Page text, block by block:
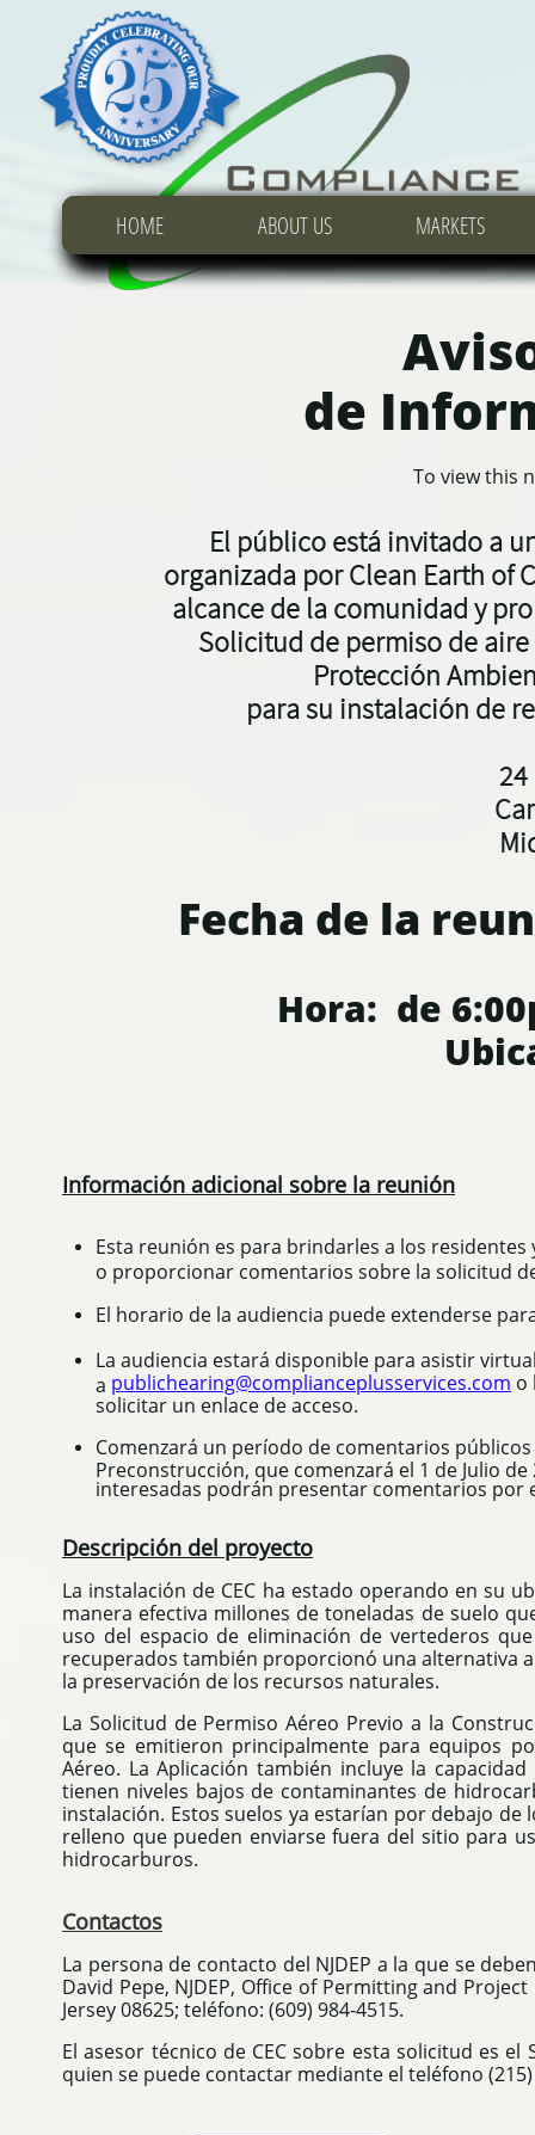
HOME ABOUT US MARKETS
HOME ABOUT US MARKETS
HOME ABOUT US MARKETS
Información adicional sobre la reunión
Esta reunión es para brindarles a los
o proporcionar comentarios sobre la solicitud
El horario de la audiencia puede extenderse
La audiencia estará disponible para asistir
a publichearing@complianceplusservices.com o
solicitar un enlace de acceso.
Comenzará un período de comentarios
Preconstrucción, que comenzará el 1 de Julio
interesadas podrán presentar comentarios por
Descripción del proyecto
La instalación de CEC ha estado operando en su
manera efectiva millones de toneladas de suelo
uso del espacio de eliminación de vertederos
recuperados también proporcionó una alternativa
la preservación de los recursos naturales.
La Solicitud de Permiso Aéreo Previo a la
que se emitieron principalmente para equipos
Aéreo. La Aplicación también incluye la
tienen niveles bajos de contaminantes de
instalación. Estos suelos ya estarían por debajo
relleno que pueden enviarse fuera del sitio para
hidrocarburos.
Contactos
La persona de contacto del NJDEP a la que se
David Pepe, NJDEP, Office of Permitting and
Jersey 08625; teléfono: (609) 984-4515.
El asesor técnico de CEC sobre esta solicitud es el
quien se puede contactar mediante el teléfono
de
El público está invitado a
organizada porClean Earth of
alcance de la comunidad y
Solicitud de permiso de
Protección
para su instalación de
Fecha de la
Hora: de
To view this